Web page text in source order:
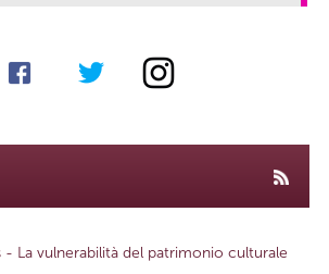
- La vulnerabilità del patrimonio culturale